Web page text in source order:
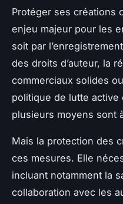
Protéger ses créations
enjeu majeur pour les
soit par
des droits d’auteur, la
commerciaux solides
politique de lutte
plusieurs moyens sont
Mais la protection des
ces mesures. Elle
incluant notamment la
collaboration avec les